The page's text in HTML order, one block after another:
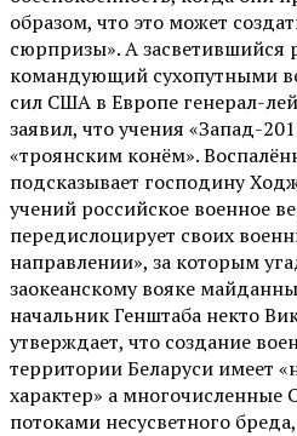
образом, что это может
сюрпризы». А засветившийся
командующий сухопутными
сил США в Европе генерал-
заявил, что учения «Запад-
«троянским конём».
подсказывает господину
учений российское военное
передислоцирует своих
направлении», за которым
заокеанскому вояке
начальник Генштаба некто
утверждает, что создание
территории Беларуси имеет
характер» а
потоками несусветного